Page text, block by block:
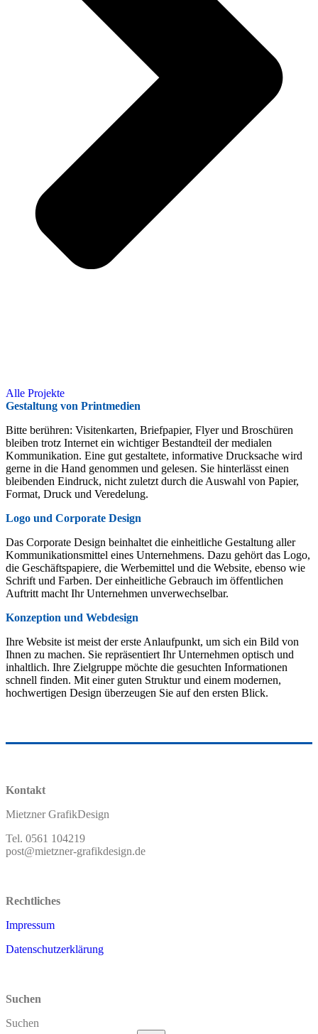
Alle Projekte
Gestaltung von Printmedien
Bitte berühren: Visitenkarten, Briefpapier, Flyer und Broschüren
bleiben trotz Internet ein wichtiger Bestandteil der medialen
Kommunikation. Eine gut gestaltete, informative Drucksache wird
gerne in die Hand genommen und gelesen. Sie hinterlässt einen
bleibenden Eindruck, nicht zuletzt durch die Auswahl von Papier,
Format, Druck­ und Veredelung.
Logo und Corporate Design
Das Corporate Design beinhaltet die einheitliche Gestaltung aller
Kommunikationsmittel eines Unternehmens. Dazu gehört das Logo,
die Geschäftspapiere, die Werbemittel und die Website, ebenso wie
Schrift und Farben. Der einheitliche Gebrauch im öffentlichen
Auftritt macht Ihr Unternehmen unverwechselbar.
Konzeption und Webdesign
Ihre Website ist meist der erste Anlaufpunkt, um sich ein Bild von
Ihnen zu machen. Sie repräsentiert Ihr Unternehmen optisch und
inhaltlich. Ihre Zielgruppe möchte die gesuchten Informationen
schnell finden. Mit einer guten Struktur und einem modernen,
hochwertigen Design überzeugen Sie auf den ersten Blick.
Kontakt
Mietzner GrafikDesign
Tel. 0561 104219
post@mietzner-grafikdesign.de
Rechtliches
Impressum
Datenschutzerklärung
Suchen
Suchen